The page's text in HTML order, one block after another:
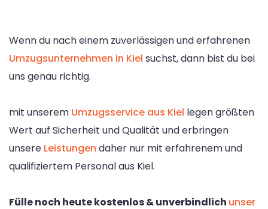
Wenn du nach einem zuverlässigen und erfahrenen
Umzugsunternehmen in Kiel suchst, dann bist du bei
uns genau richtig.
mit unserem Umzugsservice aus Kiel legen größten
Wert auf Sicherheit und Qualität und erbringen
unsere Leistungen daher nur mit erfahrenem und
qualifiziertem Personal aus Kiel.
Fülle noch heute kostenlos & unverbindlich unser